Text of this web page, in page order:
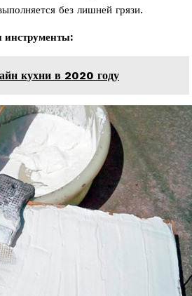
без лишней грязи.
инструменты:
кухни в 2020 году